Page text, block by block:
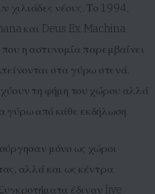
χιλιάδες νέους. Το 1994,
και Deus Ex Machina
η αστυνομία παρεμβαίνει
στα γύρω στενά.
τη φήμη του χώρου αλλά
γύρω από κάθε εκδήλωση.
μόνο ως χώροι
αλλά και ως κέντρα
έδιναν live